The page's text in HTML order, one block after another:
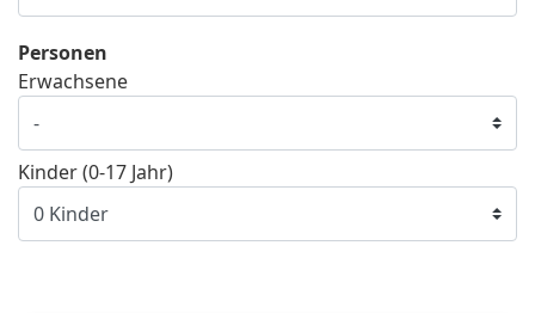
Personen
Erwachsene
Kinder (0-17 Jahr)